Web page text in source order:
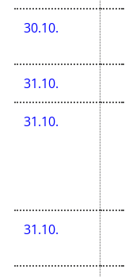
30.10.
31.10.
31.10.
31.10.